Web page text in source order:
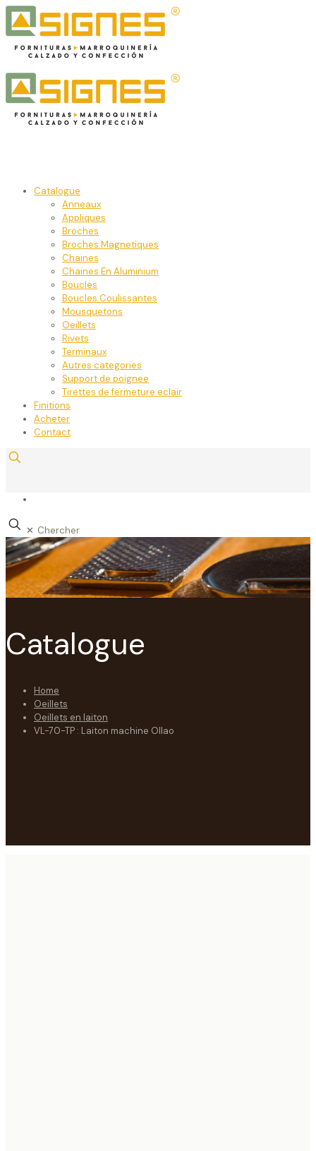
Catalogue
Anneaux
Appliques
Broches
Broches Magnetiques
Chaines
Chaines En Aluminium
Boucles
Boucles Coulissantes
Mousquetons
Oeillets
Rivets
Terminaux
Autres categories
Support de poignee
Tirettes de fermeture eclair
Finitions
Acheter
Contact
✕
Catalogue
Home
Oeillets
Oeillets en laiton
VL-70-TP : Laiton machine Ollao